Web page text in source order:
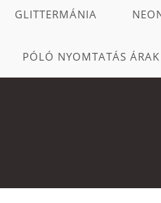
GLITTERMÁNIA
PÓLÓ NYOMTATÁS ÁRAK